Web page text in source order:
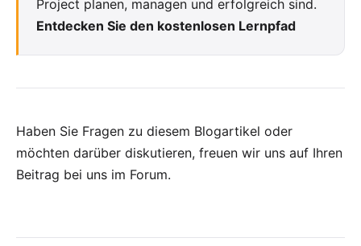
Project planen, managen und erfolgreich sind.
Entdecken Sie den kostenlosen Lernpfad
Haben Sie Fragen zu diesem Blogartikel oder
möchten darüber diskutieren, freuen wir uns auf Ihren
Beitrag bei uns im Forum.